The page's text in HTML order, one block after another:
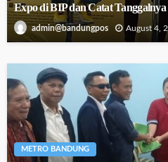
Expo di BIP dan Catat Tanggalnya
admin@bandungpos August 4,
METRO BANDUNG